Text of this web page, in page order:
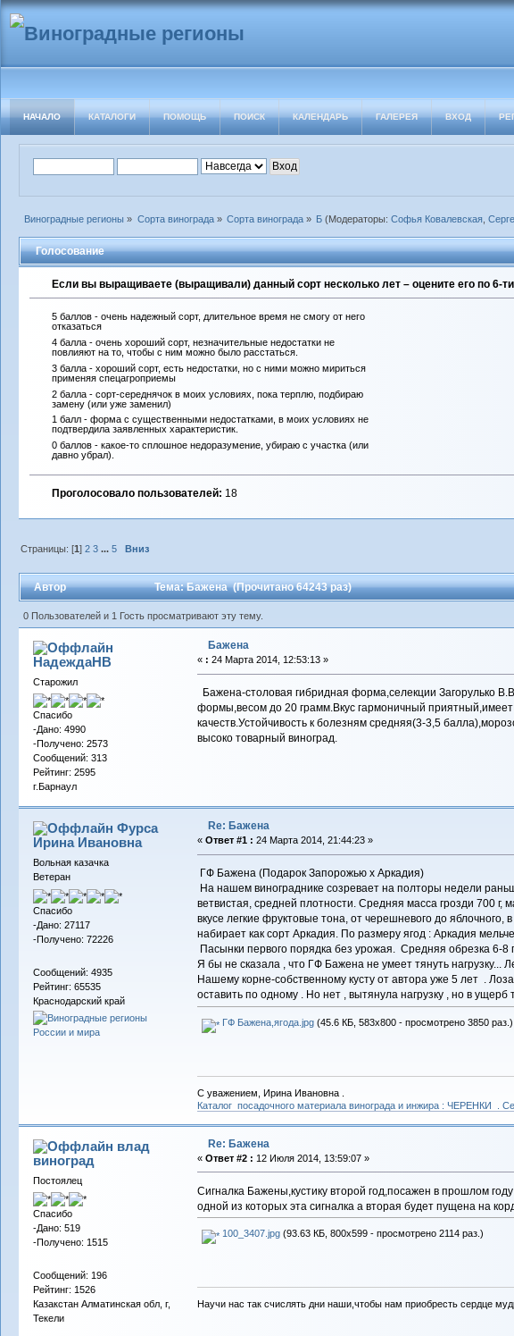
НАЧАЛО КАТАЛОГИ ПОМОЩЬ ПОИСК КАЛЕНДАРЬ ГАЛЕРЕЯ ВХОД
Виноградные регионы » Сорта винограда» Сорта винограда» Б (Модераторы:Софья Ковалевская,
Голосование
Если вы выращиваете (выращивали) данный сорт несколько лет – оцените его по 6-
5 баллов - очень надежный сорт, длительное время не смогу от него
отказаться
4 балла - очень хороший сорт, незначительные недостатки не
повлияют на то, чтобы с ним можно было расстаться.
3 балла - хороший сорт, есть недостатки, но с ними можно мириться
применяя спецагроприемы
2 балла - сорт-середнячок в моих условиях, пока терплю, подбираю
замену (или уже заменил)
1 балл - форма с существенными недостатками, в моих условиях не
подтвердила заявленных характеристик.
0 баллов - какое-то сплошное недоразумение, убираю с участка (или
давно убрал).
Проголосовало пользователей: 18
Страницы: [1]2 3 ...5 Вниз
Автор Тема: Бажена (Прочитано 64243 раз)
0 Пользователей и 1 Гость просматривают эту тему.
НадеждаНВ
Старожил
Спасибо
-Дано: 4990
-Получено: 2573
Сообщений: 313
Рейтинг: 2595
г.Барнаул
Бажена
« : 24 Марта 2014, 12:53:13 »
Бажена-столовая гибридная форма,селекции Загорулько
формы,весом до 20 грамм.Вкус гармоничный приятный,имеет
качеств.Устойчивость к болезням средняя(3-3,5
высоко товарный виноград.
Фурса
Ирина Ивановна
Вольная казачка
Ветеран
Спасибо
-Дано: 27117
-Получено: 72226
Сообщений: 4935
Рейтинг: 65535
Краснодарский край
Re: Бажена
« Ответ #1 : 24 Марта 2014, 21:44:23 »
ГФ Бажена (Подарок Запорожью x Аркадия)
На нашем винограднике созревает на полторы недели
ветвистая, средней плотности. Средняя масса грозди 700 г,
вкусе легкие фруктовые тона, от черешневого до
набирает как сорт Аркадия. По размеру ягод : Аркадия
Пасынки первого порядка без урожая. Средняя обрезка 6-
Я бы не сказала , что ГФ Бажена не умеет тянуть нагрузку...
Нашему корне-собственному кусту от автора уже 5 лет .
оставить по одному . Но нет , вытянула нагрузку , но в ущерб
ГФ Бажена,ягода.jpg(45.6 КБ, 583x800 - просмотрено 3850 раз.)
С уважением, Ирина Ивановна .
Каталог посадочного материала винограда и инжира : ЧЕРЕНКИ .
влад
виноград
Постоялец
Спасибо
-Дано: 519
-Получено: 1515
Сообщений: 196
Рейтинг: 1526
Казакстан Алматинская обл, г,
Текели
Re: Бажена
« Ответ #2 : 12 Июля 2014, 13:59:07 »
Сигналка Бажены,кустику второй год,посажен в прошлом
одной из которых эта сигналка а вторая будет пущена на
100_3407.jpg(93.63 КБ, 800x599 - просмотрено 2114 раз.)
Научи нас так счислять дни наши,чтобы нам приобресть сердце